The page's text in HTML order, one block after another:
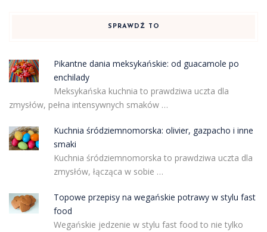
SPRAWDŹ TO
Pikantne dania meksykańskie: od guacamole po
enchilady
Meksykańska kuchnia to prawdziwa uczta dla
zmysłów, pełna intensywnych smaków …
Kuchnia śródziemnomorska: olivier, gazpacho i inne
smaki
Kuchnia śródziemnomorska to prawdziwa uczta dla
zmysłów, łącząca w sobie …
Topowe przepisy na wegańskie potrawy w stylu fast
food
Wegańskie jedzenie w stylu fast food to nie tylko